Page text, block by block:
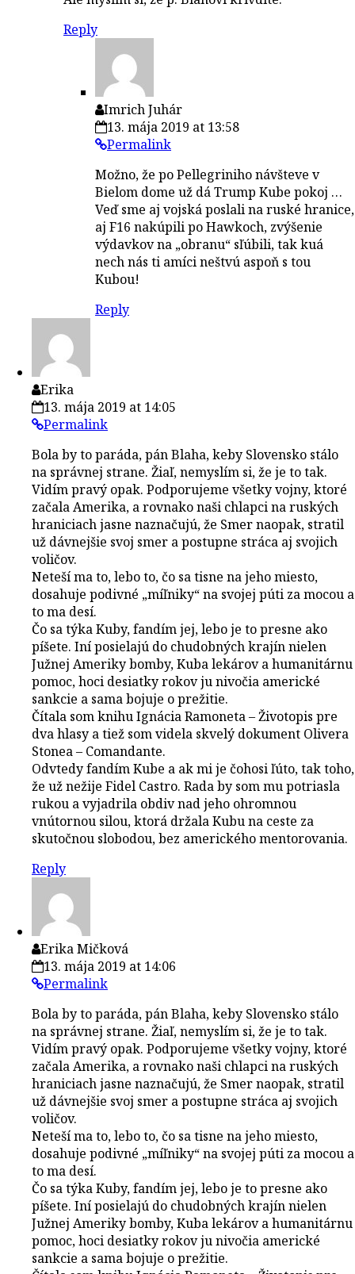
Reply
Imrich Juhár
13. mája 2019 at 13:58
Permalink
Možno, že po Pellegriniho návšteve v
Bielom dome už dá Trump Kube pokoj …
Veď sme aj vojská poslali na ruské hranice,
aj F16 nakúpili po Hawkoch, zvýšenie
výdavkov na „obranu“ sľúbili, tak kuá
nech nás ti amíci neštvú aspoň s tou
Kubou!
Reply
Erika
13. mája 2019 at 14:05
Permalink
Bola by to paráda, pán Blaha, keby Slovensko stálo
na správnej strane. Žiaľ, nemyslím si, že je to tak.
Vidím pravý opak. Podporujeme všetky vojny, ktoré
začala Amerika, a rovnako naši chlapci na ruských
hraniciach jasne naznačujú, že Smer naopak, stratil
už dávnejšie svoj smer a postupne stráca aj svojich
voličov.
Neteší ma to, lebo to, čo sa tisne na jeho miesto,
dosahuje podivné „míľniky“ na svojej púti za mocou a
to ma desí.
Čo sa týka Kuby, fandím jej, lebo je to presne ako
píšete. Iní posielajú do chudobných krajín nielen
Južnej Ameriky bomby, Kuba lekárov a humanitárnu
pomoc, hoci desiatky rokov ju nivočia americké
sankcie a sama bojuje o prežitie.
Čítala som knihu Ignácia Ramoneta – Životopis pre
dva hlasy a tiež som videla skvelý dokument Olivera
Stonea – Comandante.
Odvtedy fandím Kube a ak mi je čohosi ľúto, tak toho,
že už nežije Fidel Castro. Rada by som mu potriasla
rukou a vyjadrila obdiv nad jeho ohromnou
vnútornou silou, ktorá držala Kubu na ceste za
skutočnou slobodou, bez amerického mentorovania.
Reply
Erika Mičková
13. mája 2019 at 14:06
Permalink
Bola by to paráda, pán Blaha, keby Slovensko stálo
na správnej strane. Žiaľ, nemyslím si, že je to tak.
Vidím pravý opak. Podporujeme všetky vojny, ktoré
začala Amerika, a rovnako naši chlapci na ruských
hraniciach jasne naznačujú, že Smer naopak, stratil
už dávnejšie svoj smer a postupne stráca aj svojich
voličov.
Neteší ma to, lebo to, čo sa tisne na jeho miesto,
dosahuje podivné „míľniky“ na svojej púti za mocou a
to ma desí.
Čo sa týka Kuby, fandím jej, lebo je to presne ako
píšete. Iní posielajú do chudobných krajín nielen
Južnej Ameriky bomby, Kuba lekárov a humanitárnu
pomoc, hoci desiatky rokov ju nivočia americké
sankcie a sama bojuje o prežitie.